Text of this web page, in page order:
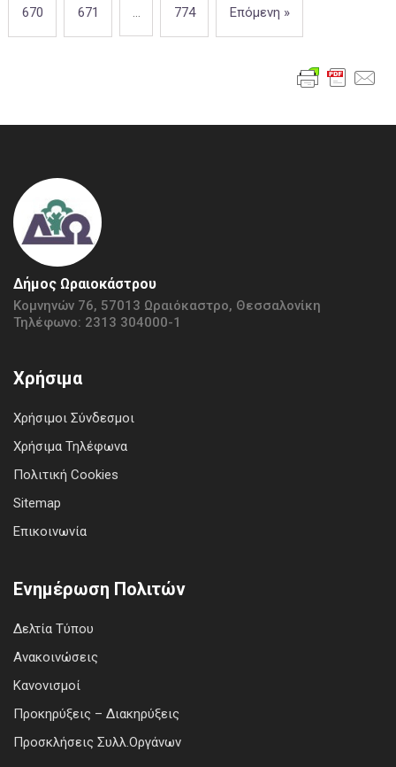
670 671 … 774 Επόμενη »
Δήμος Ωραιοκάστρου
Κομνηνών 76, 57013 Ωραιόκαστρο, Θεσσαλονίκη
Τηλέφωνο: 2313 304000-1
Χρήσιμα
Χρήσιμοι Σύνδεσμοι
Χρήσιμα Τηλέφωνα
Πολιτική Cookies
Sitemap
Επικοινωνία
Ενημέρωση Πολιτών
Δελτία Τύπου
Ανακοινώσεις
Κανονισμοί
Προκηρύξεις – Διακηρύξεις
Προσκλήσεις Συλλ.Οργάνων